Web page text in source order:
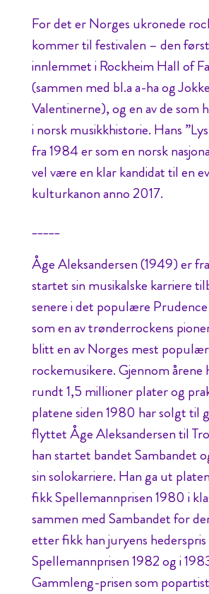
For det er Norges ukronede
kommer til festivalen – den
innlemmet i Rockheim Hall of
(sammen med bl.a a-ha og
Valentinerne), og en av de som
i norsk musikkhistorie. Hans
fra 1984 er som en norsk
vel være en klar kandidat til en
kulturkanon anno 2017.
_____
Åge Aleksandersen (1949) er
startet sin musikalske karriere
senere i det populære
som en av trønderrockens
blitt en av Norges mest
rockemusikere. Gjennom årene
rundt 1,5 millioner plater og
platene siden 1980 har solgt til
flyttet Åge Aleksandersen til
han startet bandet Sambandet
sin solokarriere. Han ga ut
fikk Spellemannprisen 1980 i
sammen med Sambandet for
etter fikk han juryens
Spellemannprisen 1982 og i
Gammleng-prisen som